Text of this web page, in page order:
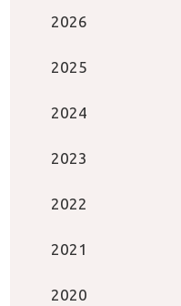
2026
2025
2024
2023
2022
2021
2020